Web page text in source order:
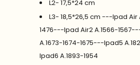
L2- 17,5*24 cm
L3- 18,5*26,5 cm ---Ipad Air
1476---Ipad Air2 A.1566-
A.1673-1674-1675---Ipad5
Ipad6 A.1893-1954